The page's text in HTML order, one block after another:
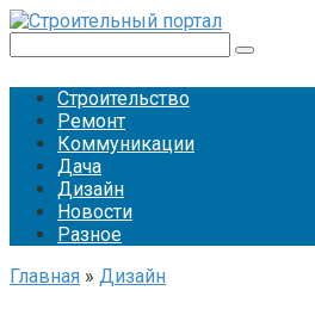
Перейти
контенту
Строительство
Ремонт
Коммуникации
Дача
Дизайн
Новости
Разное
Главная » Дизайн